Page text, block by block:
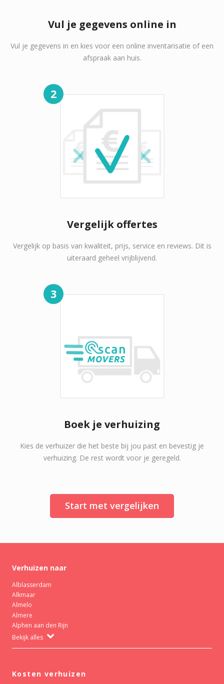
Vul je gegevens online in
Vul je gegevens in en kies voor een online inventarisatie of een
afspraak aan huis.
2
Vergelijk offertes
Vergelijk op basis van kwaliteit, prijs, service en reviews. Dit is
uiteraard geheel vrijblijvend.
3
Boek je verhuizing
Kies de verhuizer die het beste bij jou past en bevestig je
verhuizing. De rest wordt voor je geregeld.
Start met vergelijken
Verhuizen naar
Alblasserdam
Alkmaar
Almelo
Almere
Alphen aan den Rijn
Bekijk alles
Kosten verhuizen